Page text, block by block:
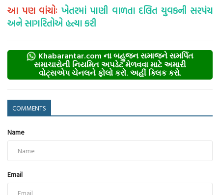
આ પણ વાંચોઃ ખેતરમાં પાણી વાળતા દલિત યુવકની સરપંચ
અને સાગરિતોએ હત્યા કરી
Khabarantar.com ના બહુજન સમાજને સમર્પિત
સમાચારોની નિયમિત અપડેટ મેળવવા માટે અમારી
વોટ્સએપ ચેનલને ફોલો કરો. અહીં ક્લિક કરો.
COMMENTS
Name
Email